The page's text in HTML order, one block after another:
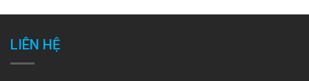
LIÊN HỆ